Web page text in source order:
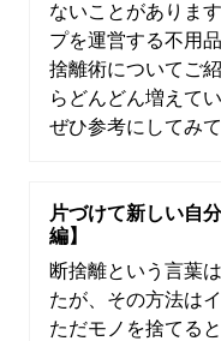
ないことがありま
プを運営する不用
捨離術についてご
らどんどん増えて
ぜひ参考にしてみて
片づけて新しい自
編】
断捨離という言葉
たが、その方法は
ただモノを捨てる